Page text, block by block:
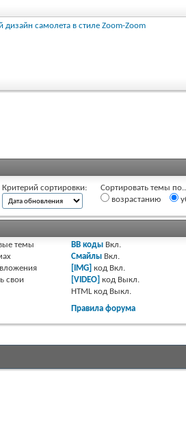
дизайн самолета в стиле Zoom-Zoom
Критерий сортировки:
Сортировать темы
возрастанию
темы
свои
BB коды Вкл.
Смайлы Вкл.
[IMG] код Вкл.
[VIDEO] код Выкл.
HTML код Выкл.
Правила форума